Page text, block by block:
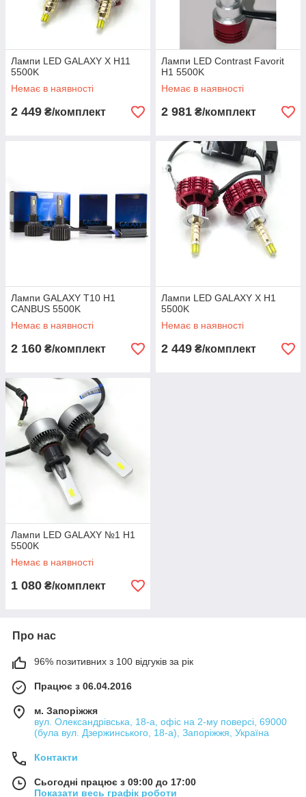
Лампи LED GALAXY X H11
5500K
Немає в наявності
2 449 ₴/комплект
Лампи LED Contrast Favorit
H1 5500K
Немає в наявності
2 981 ₴/комплект
Лампи GALAXY T10 H1
CANBUS 5500K
Немає в наявності
2 160 ₴/комплект
Лампи LED GALAXY X H1
5500K
Немає в наявності
2 449 ₴/комплект
Лампи LED GALAXY №1 H1
5500K
Немає в наявності
1 080 ₴/комплект
Про нас
96% позитивних з 100 відгуків за рік
Працює з 06.04.2016
м. Запоріжжя
вул. Олександрівська, 18-а, офіс на 2-му поверсі, 69000
(була вул. Дзержинського, 18-а), Запоріжжя, Україна
Контакти
Сьогодні працює з 09:00 до 17:00
Показати весь графік роботи